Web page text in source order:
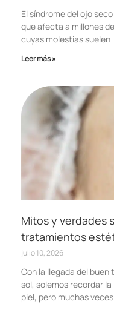
El síndrome del ojo
que afecta a millones
cuyas molestias suelen
Leer más »
Mitos y verdades
tratamientos
julio 10, 2026
Con la llegada del buen
sol, solemos recordar
piel, pero muchas veces